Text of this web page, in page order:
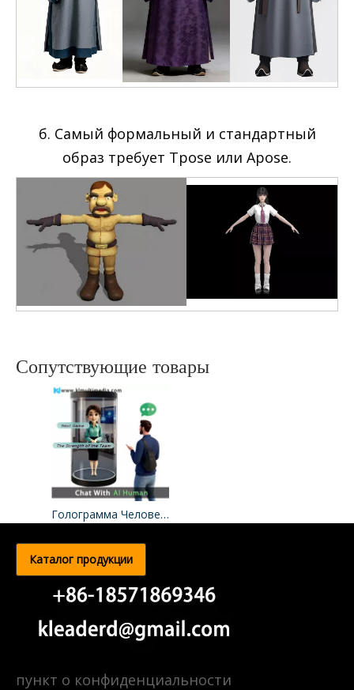
б. Самый формальный и стандартный
образ требует Tpose или Apose.
Сопутствующие товары
Голограмма Человека
Каталог продукции
пункт о конфиденциальности